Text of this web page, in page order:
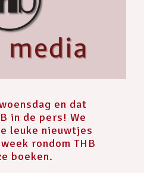
en dat
in de pers! We
leuke nieuwtjes
rondom THB
boeken.